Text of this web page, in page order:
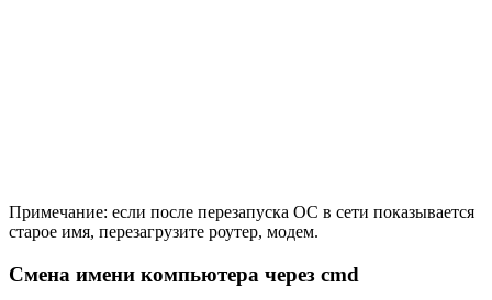
Примечание: если после перезапуска ОС в сети показывается
старое имя, перезагрузите роутер, модем.
Смена имени компьютера через cmd